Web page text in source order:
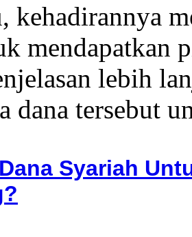
kehadirannya
mendapatkan
lebih
dana tersebut
Syariah